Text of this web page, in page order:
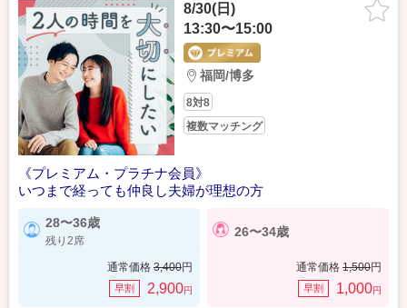
8/30(日)
13:30〜15:00
福岡/博多
8対8
複数マッチング
《プレミアム・プラチナ会員》
いつまで経っても仲良し夫婦が理想の方
28〜36歳
残り2席
通常価格 3,400円
早割 2,900円
26〜34歳
通常価格 1,500円
早割 1,000円